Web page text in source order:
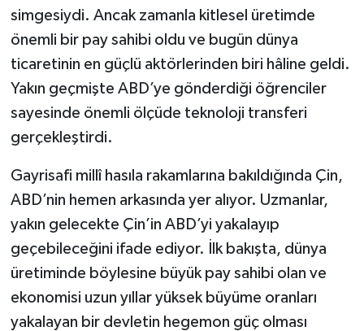
simgesiydi. Ancak zamanla kitlesel üretimde
önemli bir pay sahibi oldu ve bugün dünya
ticaretinin en güçlü aktörlerinden biri hâline geldi.
Yakın geçmişte ABD’ye gönderdiği öğrenciler
sayesinde önemli ölçüde teknoloji transferi
gerçekleştirdi.
Gayrisafi millî hasıla rakamlarına bakıldığında Çin,
ABD’nin hemen arkasında yer alıyor. Uzmanlar,
yakın gelecekte Çin’in ABD’yi yakalayıp
geçebileceğini ifade ediyor. İlk bakışta, dünya
üretiminde böylesine büyük pay sahibi olan ve
ekonomisi uzun yıllar yüksek büyüme oranları
yakalayan bir devletin hegemon güç olması